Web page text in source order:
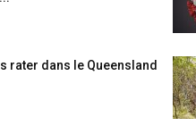
rater dans le Queensland